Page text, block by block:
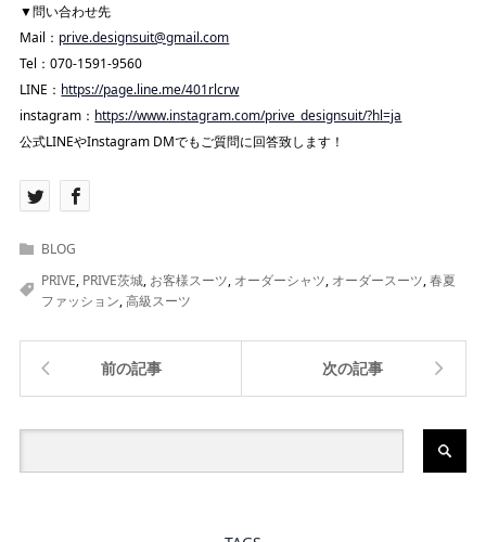
▼問い合わせ先
Mail： prive.designsuit@gmail.com
Tel：070-1591-9560
LINE： https://page.line.me/401rlcrw
instagram： https://www.instagram.com/prive_designsuit/?hl=ja
公式LINEやInstagram DMでもご質問に回答致します！
BLOG
PRIVE, PRIVE茨城, お客様スーツ, オーダーシャツ, オーダースーツ,春夏
ファッション,高級スーツ
前の記事 次の記事